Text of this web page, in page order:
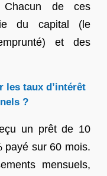
Chacun de ces
du capital (le
et des
les taux d’intérêt
?
un prêt de 10
payé sur 60 mois.
mensuels,